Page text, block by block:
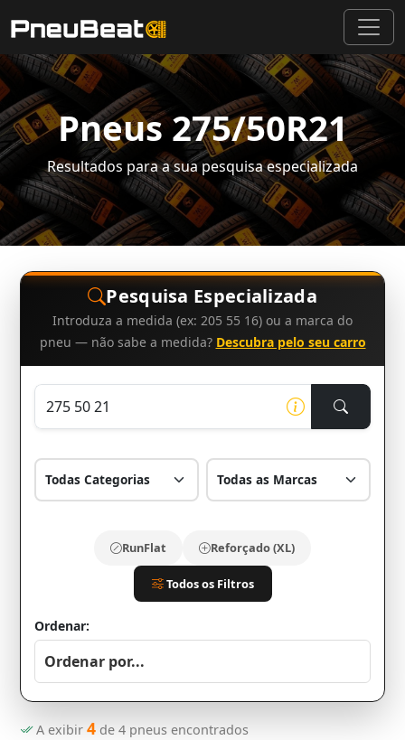
Pneus 275/50R21
Resultados para a sua pesquisa especializada
Pesquisa Especializada
Introduza a medida (ex: 205 55 16) ou a marca do
pneu — não sabe a medida? Descubra pelo seu carro
RunFlat Reforçado (XL)
Todos os Filtros
Ordenar:
A exibir 4 de 4 pneus encontrados